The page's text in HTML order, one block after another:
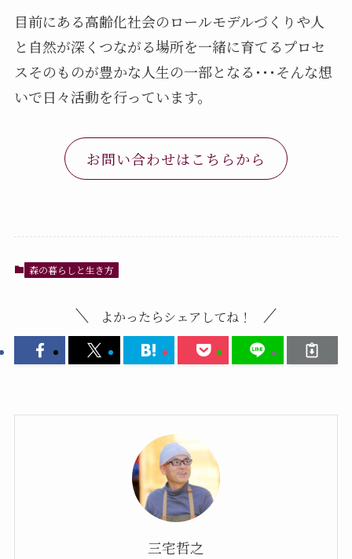
目前にある高齢化社会のロールモデルづくりや人
と自然が深くつながる場所を一緒に育てるプロセ
スそのものが豊かな人生の一部となる･･･そんな想
いで日々活動を行っています。
お問い合わせはこちらから
森の暮らしと生き方
よかったらシェアしてね！
三宅哲之